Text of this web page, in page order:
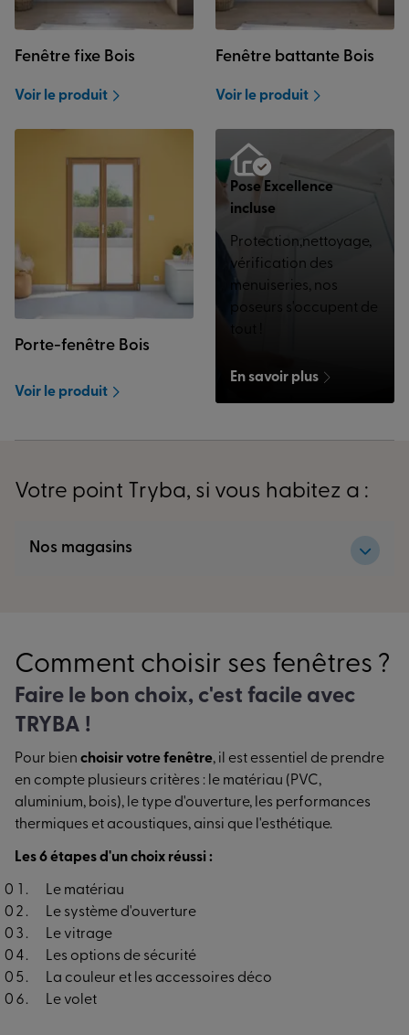
Fenêtre fixe Bois
Voir le produit
Fenêtre battante Bois
Voir le produit
Porte-fenêtre Bois
Voir le produit
Pose Excellence
incluse
Protection,nettoyage,
vérification des
menuiseries, nos
poseurs s'occupent de
En savoir plus
Votre point Tryba, si vous habitez a :
Nos magasins
Comment choisir ses fenêtres ?
Faire le bon choix, c'est facile avec
TRYBA !
Pour bien choisir votre fenêtre, il est essentiel de prendre
en compte plusieurs critères : le matériau (PVC,
aluminium, bois), le type d'ouverture, les performances
thermiques et acoustiques, ainsi que l'esthétique.
Les 6 étapes d'un choix réussi :
Le matériau
Le système d'ouverture
Le vitrage
Les options de sécurité
La couleur et les accessoires déco
Le volet